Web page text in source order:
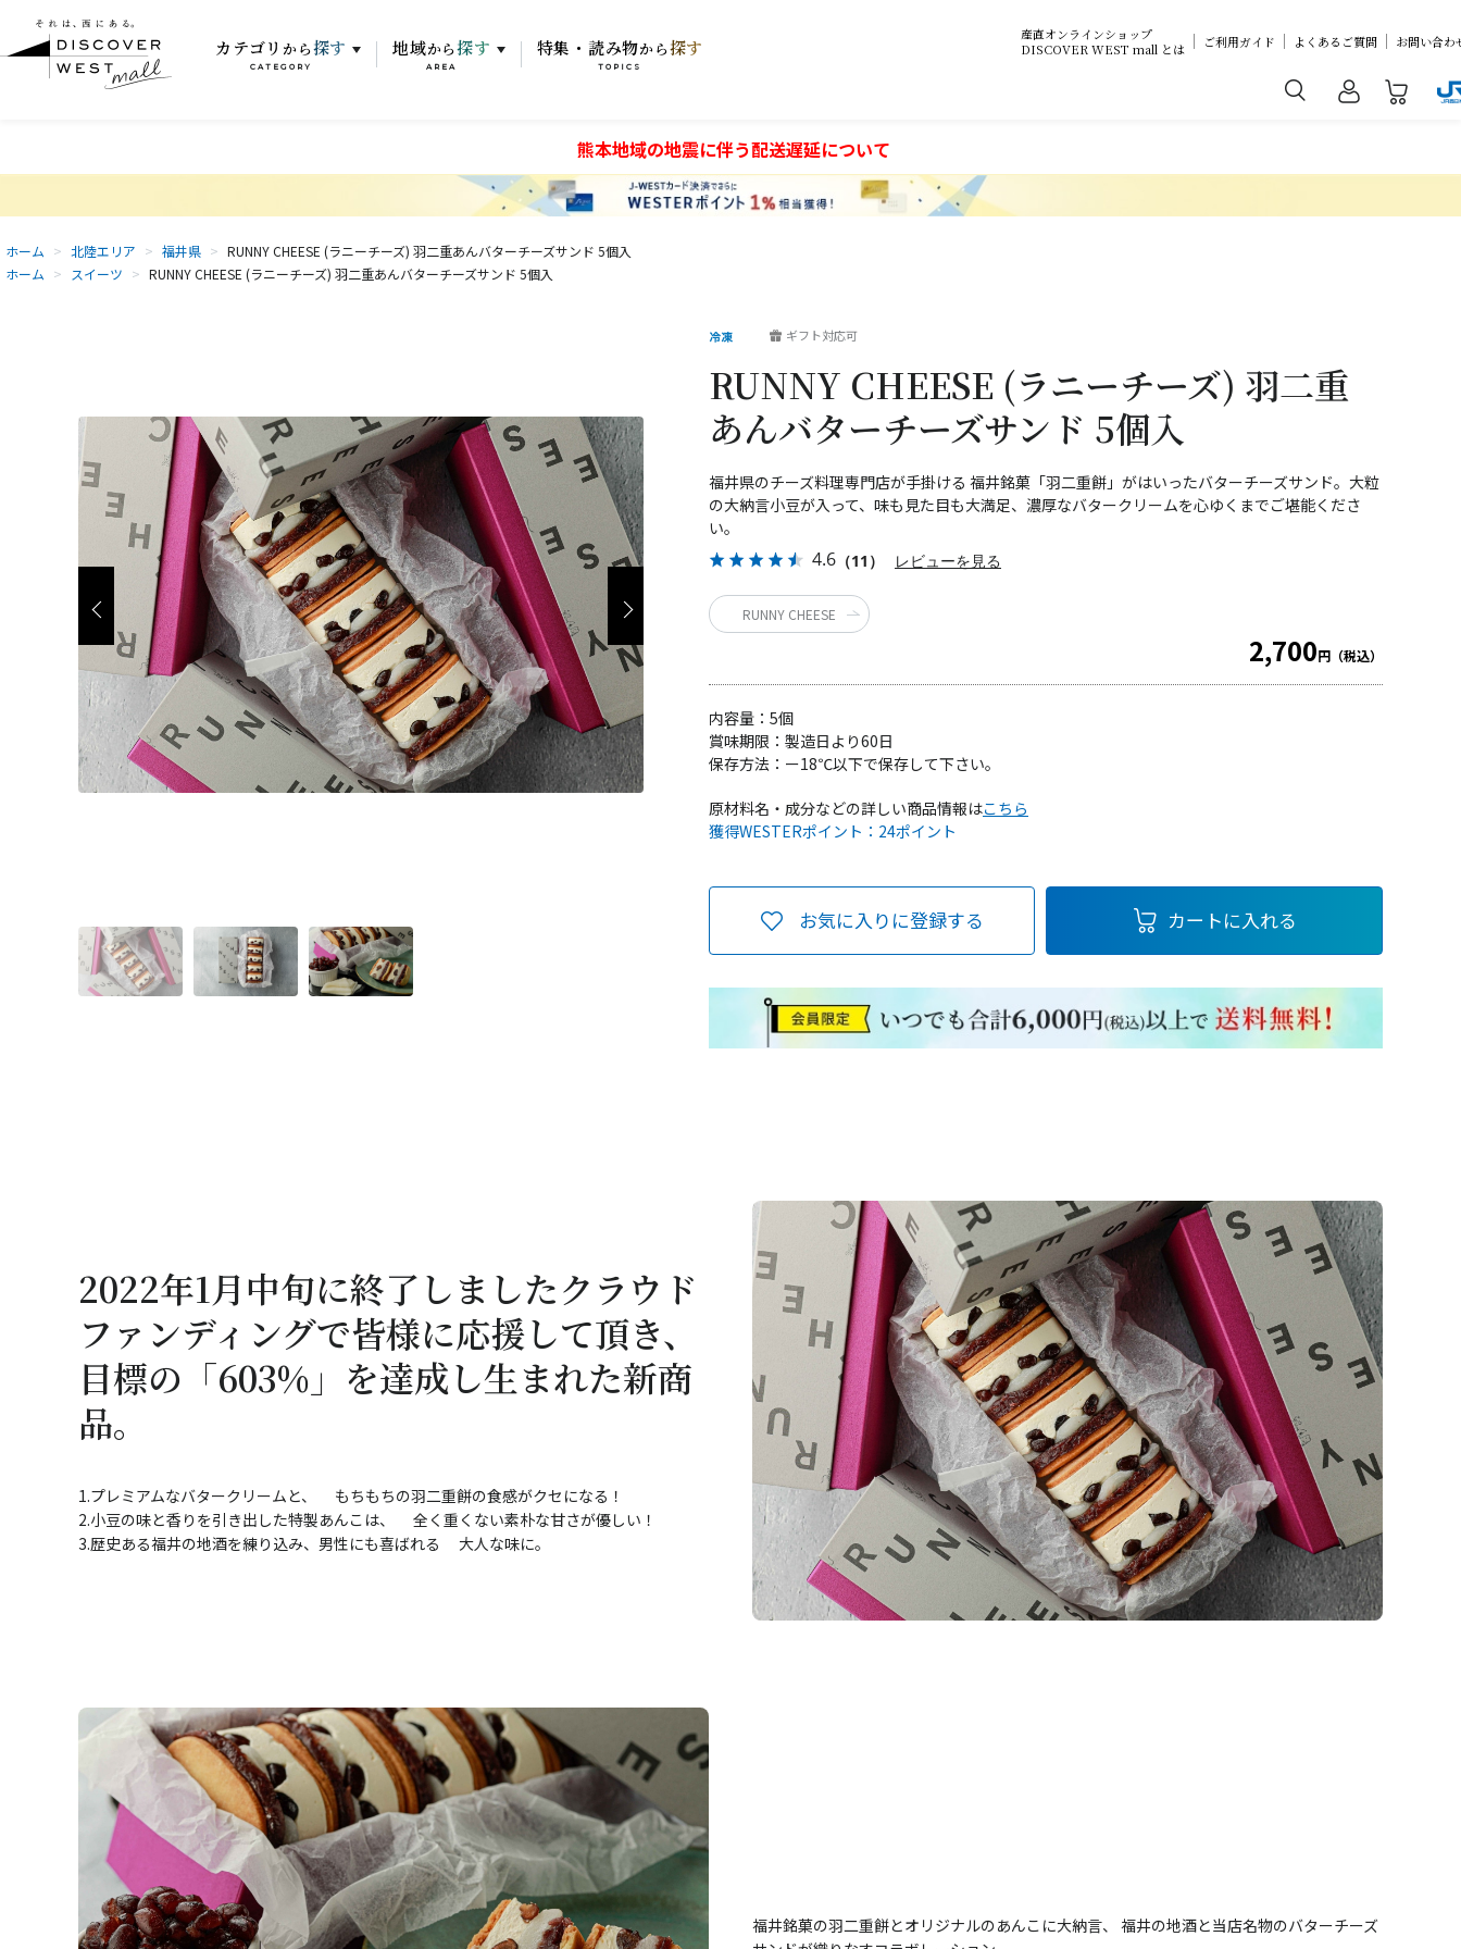
カテゴリ から 探す
CATEGORY
地域から 探す
AREA
特集・読み物から 探す
TOPICS
産直オンラインショップ
DISCOVER WEST mall とは
ご利用ガイド よくあるご質問 お問い合わ
熊本地域の地震に伴う配送遅延について
ホーム > 北陸エリア > 福井県 > RUNNY CHEESE (ラニーチーズ) 羽二重あんバターチーズサンド 5個入
ホーム > スイーツ > RUNNY CHEESE (ラニーチーズ) 羽二重あんバターチーズサンド 5個入
ギフト対応可
福井県のチーズ料理専門店が手掛ける 福井銘菓「羽二重餅」がはいったバターチーズサンド。大粒
の大納言小豆が入って、味も見た目も大満足、濃厚なバタークリームを心ゆくまでご堪能くださ
い。
4.6 （11） レビューを見る
RUNNY CHEESE (ラニーチーズ) 羽二重
あんバターチーズサンド 5個入
2,700円（税込）
内容量： 5個
賞味期限： 製造日より60日
保存方法： ー18℃以下で保存して下さい。
獲得WESTERポイント： 24ポイント
カートに入れる
お気に入りに登録する
原材料名・成分などの詳しい商品情報はこちら
RUNNY CHEESE
2022年1月中旬に終了しましたクラウド
ファンディングで皆様に応援して頂き、
目標の「603%」を達成し生まれた新商
品。
1.プレミアムなバタークリームと、 もちもちの羽二重餅の食感がクセになる！
2.小豆の味と香りを引き出した特製あんこは、 全く重くない素朴な甘さが優しい！
3.歴史ある福井の地酒を練り込み、男性にも喜ばれる 大人な味に。
福井銘菓の羽二重餅とオリジナルのあんこに大納言、 福井の地酒と当店名物のバターチーズ